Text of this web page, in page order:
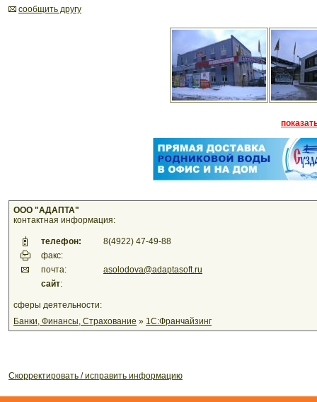
cообщить другу
ООО "АДАПТА"
контактная информация:
телефон:
8(4922) 47-49-88
факс:
почта:
asolodova@adaptasoft.ru
сайт:
сферы деятельности:
Банки, Финансы, Страхование » 1С:Франчайзинг
Скорректировать / исправить информацию